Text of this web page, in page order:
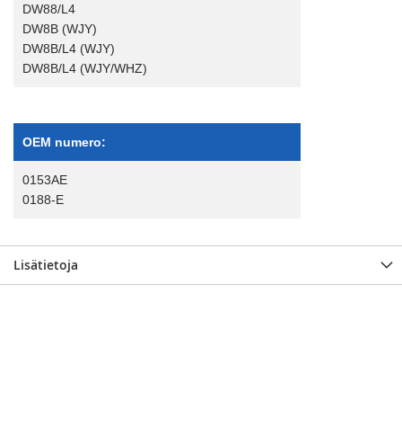
DW88/L4
DW8B (WJY)
DW8B/L4 (WJY)
DW8B/L4 (WJY/WHZ)
OEM numero:
0153AE
0188-E
Lisätietoja